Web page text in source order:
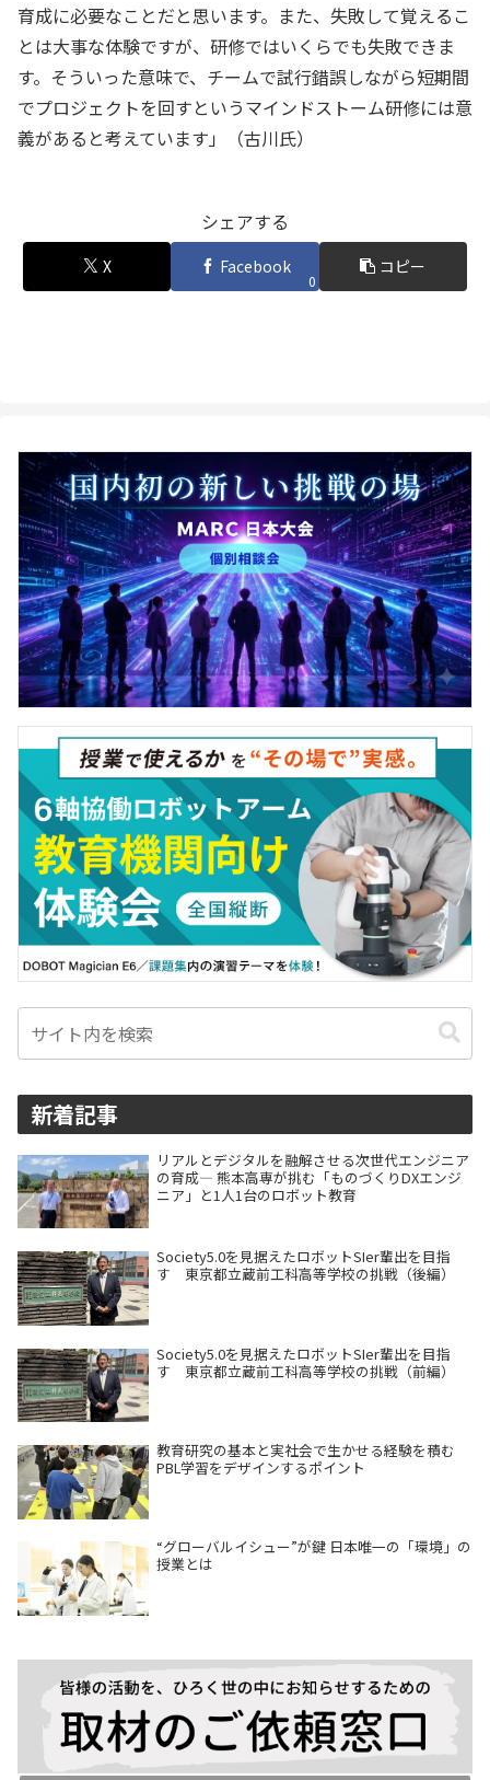
育成に必要なことだと思います。また、失敗して覚えるこ
とは大事な体験ですが、研修ではいくらでも失敗できま
す。そういった意味で、チームで試行錯誤しながら短期間
でプロジェクトを回すというマインドストーム研修には意
義があると考えています」（古川氏）
シェアする
X Facebook
0
コピー
新着記事
リアルとデジタルを融解させる次世代エンジニア
の育成― 熊本高専が挑む「ものづくりDXエンジ
ニア」と1人1台のロボット教育
Society5.0を見据えたロボットSIer輩出を目指
す 東京都立蔵前工科高等学校の挑戦（後編）
Society5.0を見据えたロボットSIer輩出を目指
す 東京都立蔵前工科高等学校の挑戦（前編）
教育研究の基本と実社会で生かせる経験を積む
PBL学習をデザインするポイント
“グローバルイシュー”が鍵 日本唯一の「環境」の
授業とは